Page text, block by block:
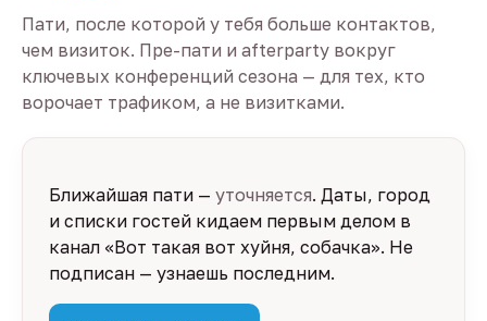
Пати, после которой у тебя больше контактов,
чем визиток. Пре-пати и afterparty вокруг
ключевых конференций сезона — для тех, кто
ворочает трафиком, а не визитками.
Ближайшая пати — уточняется. Даты, город
и списки гостей кидаем первым делом в
канал «Вот такая вот хуйня, собачка». Не
подписан — узнаешь последним.